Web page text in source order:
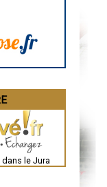
le Jura